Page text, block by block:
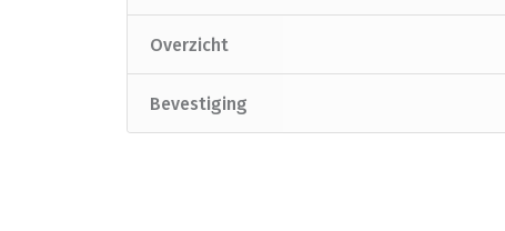
Overzicht
Bevestiging